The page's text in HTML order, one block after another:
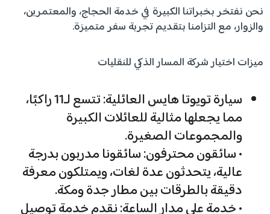
نحن نفتخر بخبراتنا الكبيرة في خدمة الحجاج، والمعتمرين،
والزوار، مع التزامنا بتقديم تجربة سفر متميزة.
ميزات اختيار شركة المسار الذكي للنقليات
سيارة تويوتا هايس العائلية: تتسع لـ11 راكبًا،
مما يجعلها مثالية للعائلات الكبيرة
والمجموعات الصغيرة.
• سائقون محترفون: سائقونا مدربون بدرجة
عالية، يتحدثون عدة لغات، ويمتلكون معرفة
دقيقة بالطرقات بين مطار جدة ومكة.
• خدمة على مدار الساعة: نقدم خدمة توصيل